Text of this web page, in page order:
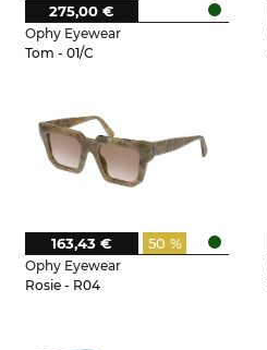
Ophy Eyewear
Tom - 01/C
275,00 €
Ophy Eyewear
Rosie - R04
50 %
163,43 €